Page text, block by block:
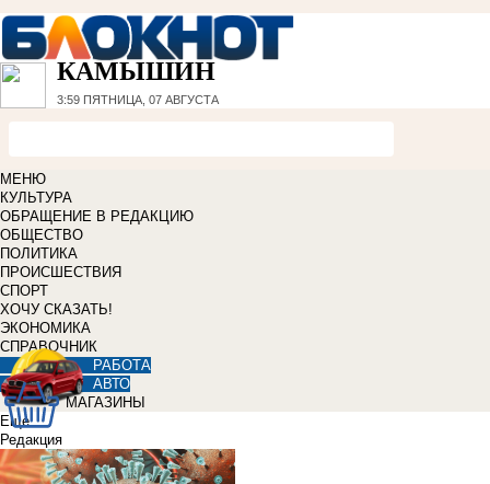
КАМЫШИН
3:59 ПЯТНИЦА, 07 АВГУСТА
МЕНЮ
КУЛЬТУРА
ОБРАЩЕНИЕ В РЕДАКЦИЮ
ОБЩЕСТВО
ПОЛИТИКА
ПРОИСШЕСТВИЯ
СПОРТ
ХОЧУ СКАЗАТЬ!
ЭКОНОМИКА
СПРАВОЧНИК
РАБОТА
АВТО
МАГАЗИНЫ
Еще
Редакция